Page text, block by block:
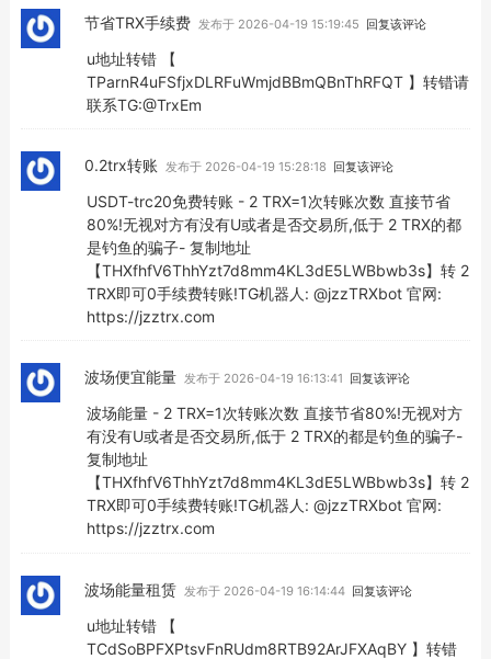
节省TRX手续费 发布于 2026-04-19 15:19:45 回复该评论
u地址转错 【
TParnR4uFSfjxDLRFuWmjdBBmQBnThRFQT 】转错请
联系TG:@TrxEm
0.2trx转账 发布于 2026-04-19 15:28:18 回复该评论
USDT-trc20免费转账 - 2 TRX=1次转账次数 直接节省
80%!无视对方有没有U或者是否交易所,低于 2 TRX的都
是钓鱼的骗子- 复制地址
【THXfhfV6ThhYzt7d8mm4KL3dE5LWBbwb3s】转 2
TRX即可0手续费转账!TG机器人: @jzzTRXbot 官网:
https://jzztrx.com
波场便宜能量 发布于 2026-04-19 16:13:41 回复该评论
波场能量 - 2 TRX=1次转账次数 直接节省80%!无视对方
有没有U或者是否交易所,低于 2 TRX的都是钓鱼的骗子-
复制地址
【THXfhfV6ThhYzt7d8mm4KL3dE5LWBbwb3s】转 2
TRX即可0手续费转账!TG机器人: @jzzTRXbot 官网:
https://jzztrx.com
波场能量租赁 发布于 2026-04-19 16:14:44 回复该评论
u地址转错 【
TCdSoBPFXPtsvFnRUdm8RTB92ArJFXAqBY 】转错